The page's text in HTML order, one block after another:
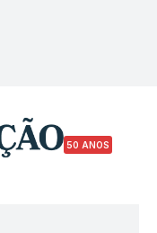
50 ANOS